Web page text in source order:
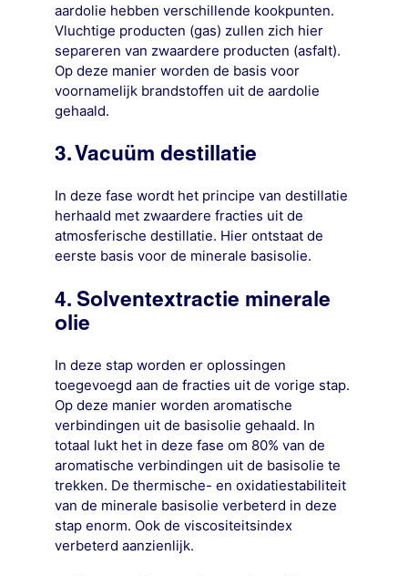
aardolie hebben verschillende kookpunten.
Vluchtige producten (gas) zullen zich hier
separeren van zwaardere producten (asfalt).
Op deze manier worden de basis voor
voornamelijk brandstoffen uit de aardolie
gehaald.
3. Vacuüm destillatie
In deze fase wordt het principe van destillatie
herhaald met zwaardere fracties uit de
atmosferische destillatie. Hier ontstaat de
eerste basis voor de minerale basisolie.
4. Solventextractie minerale
olie
In deze stap worden er oplossingen
toegevoegd aan de fracties uit de vorige stap.
Op deze manier worden aromatische
verbindingen uit de basisolie gehaald. In
totaal lukt het in deze fase om 80% van de
aromatische verbindingen uit de basisolie te
trekken. De thermische- en oxidatiestabiliteit
van de minerale basisolie verbeterd in deze
stap enorm. Ook de viscositeitsindex
verbeterd aanzienlijk.